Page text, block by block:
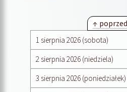
↑
1 sierpnia 2026 (sobota)
2 sierpnia 2026 (niedziela)
3 sierpnia 2026 (poniedziałek)